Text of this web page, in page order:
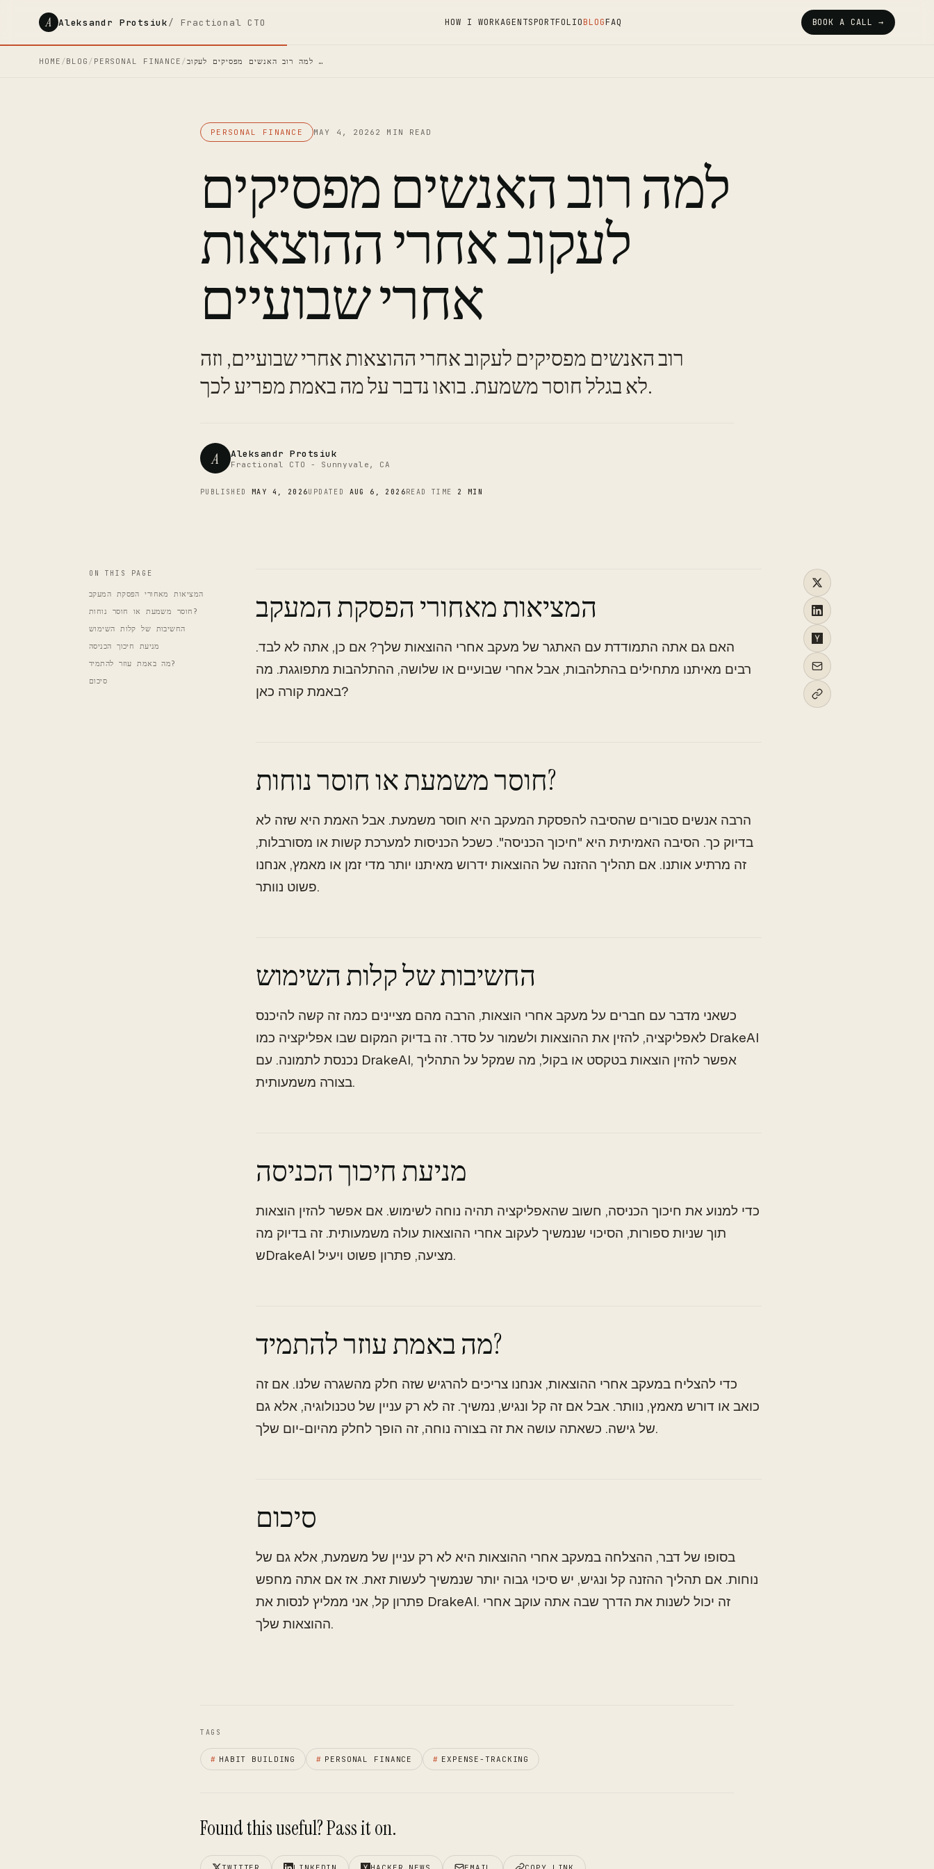
A Aleksandr Protsiuk/ Fractional CTO HOW I WORKAGENTSPORTFOLIOBLOGFAQ BOOK A CALL →
HOME /BLOG / PERSONAL FINANCE / למה רוב האנשים מפסיקים לעקוב …
PERSONAL FINANCE MAY 4, 2026 2 MIN READ
למה רוב האנשים מפסיקים
לעקוב אחרי ההוצאות
אחרי שבועיים
רוב האנשים מפסיקים לעקוב אחרי ההוצאות אחרי שבועיים, וזה
לא בגלל חוסר משמעת. בואו נדבר על מה באמת מפריע לכך.
A Aleksandr Protsiuk
Fractional CTO - Sunnyvale, CA
PUBLISHED MAY 4, 2026UPDATED AUG 6, 2026READ TIME 2 MIN
CTO
ON THIS PAGE
המציאות מאחורי הפסקת המעקב
חוסר משמעת או חוסר נוחות?
החשיבות של קלות השימוש
מניעת חיכוך הכניסה
מה באמת עוזר להתמיד?
סיכום
המציאות מאחורי הפסקת המעקב
האם גם אתה התמודדת עם האתגר של מעקב אחרי ההוצאות שלך? אם כן, אתה לא לבד.
רבים מאיתנו מתחילים בהתלהבות, אבל אחרי שבועיים או שלושה, ההתלהבות מתפוגגת. מה
באמת קורה כאן?
חוסר משמעת או חוסר נוחות?
הרבה אנשים סבורים שהסיבה להפסקת המעקב היא חוסר משמעת. אבל האמת היא שזה לא
בדיוק כך. הסיבה האמיתית היא "חיכוך הכניסה". כשכל הכניסות למערכת קשות או מסורבלות,
זה מרתיע אותנו. אם תהליך ההזנה של ההוצאות ידרוש מאיתנו יותר מדי זמן או מאמץ, אנחנו
פשוט נוותר.
החשיבות של קלות השימוש
כשאני מדבר עם חברים על מעקב אחרי הוצאות, הרבה מהם מציינים כמה זה קשה להיכנס
לאפליקציה, להזין את ההוצאות ולשמור על סדר. זה בדיוק המקום שבו אפליקציה כמו DrakeAI
נכנסת לתמונה. עם DrakeAI, אפשר להזין הוצאות בטקסט או בקול, מה שמקל על התהליך
בצורה משמעותית.
מניעת חיכוך הכניסה
כדי למנוע את חיכוך הכניסה, חשוב שהאפליקציה תהיה נוחה לשימוש. אם אפשר להזין הוצאות
תוך שניות ספורות, הסיכוי שנמשיך לעקוב אחרי ההוצאות עולה משמעותית. זה בדיוק מה
שDrakeAI מציעה, פתרון פשוט ויעיל.
מה באמת עוזר להתמיד?
כדי להצליח במעקב אחרי ההוצאות, אנחנו צריכים להרגיש שזה חלק מהשגרה שלנו. אם זה
כואב או דורש מאמץ, נוותר. אבל אם זה קל ונגיש, נמשיך. זה לא רק עניין של טכנולוגיה, אלא גם
של גישה. כשאתה עושה את זה בצורה נוחה, זה הופך לחלק מהיום-יום שלך.
סיכום
בסופו של דבר, ההצלחה במעקב אחרי ההוצאות היא לא רק עניין של משמעת, אלא גם של
נוחות. אם תהליך ההזנה קל ונגיש, יש סיכוי גבוה יותר שנמשיך לעשות זאת. אז אם אתה מחפש
פתרון קל, אני ממליץ לנסות את DrakeAI. זה יכול לשנות את הדרך שבה אתה עוקב אחרי
ההוצאות שלך.
TAGS
# HABIT BUILDING # PERSONAL FINANCE # EXPENSE-TRACKING
Found this useful? Pass it on.